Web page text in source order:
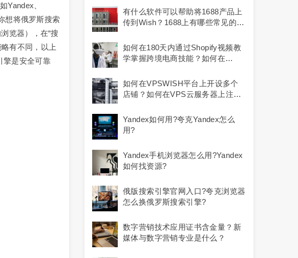
Yandex、
想将俄罗斯搜索
览器），在“搜
有不同，以上
擎是安全可靠
有什么软件可以帮助将1688产品上
传到Wish？1688上有哪些常见的
如何在180天内通过Shopify视频教
学掌握跨境电商技能？如何在
如何在VPSWISH平台上开设多个
店铺？如何在VPS云服务器上注册
Yandex如何用?夸克yandex怎么
用?
Yandex手机浏览器怎么用?yandex
如何找资源?
俄版搜索引擎官网入口?夸克浏览器
怎么换俄罗斯搜索引擎?
数字营销技术应用证书含金量？新
媒体与数字营销专业是什么？